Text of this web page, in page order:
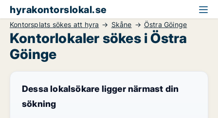
hyrakontorslokal.se
Kontorsplats sökes att hyra Skåne Östra Göinge
Kontorlokaler sökes i Östra
Göinge
Dessa lokalsökare ligger närmast din
sökning